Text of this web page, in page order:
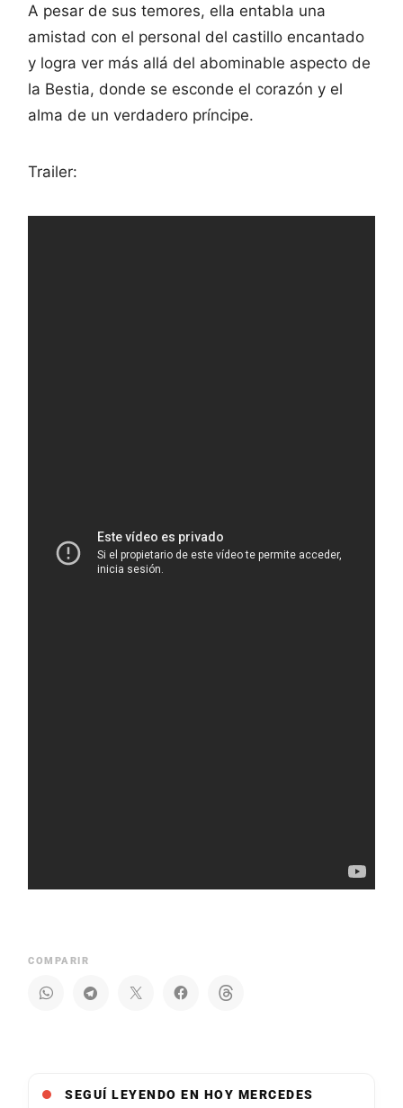
A pesar de sus temores, ella entabla una
amistad con el personal del castillo encantado
y logra ver más allá del abominable aspecto de
la Bestia, donde se esconde el corazón y el
alma de un verdadero príncipe.
Trailer:
COMPARIR
SEGUÍ LEYENDO EN HOY MERCEDES